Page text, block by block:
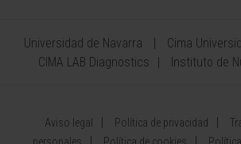
Universidad de Navarra
Cima
CIMA LAB Diagnostics
Instituto de
Aviso legal Política de privacidad